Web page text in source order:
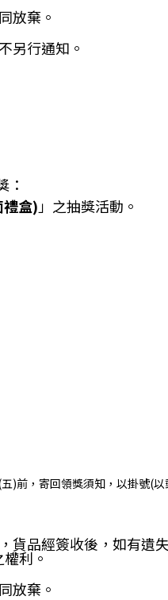
放棄。
另行通知。
：
盒) 」之抽獎活動。
前，寄回領獎須知，以掛號(以
品經簽收後，如有遺
權利。
放棄。